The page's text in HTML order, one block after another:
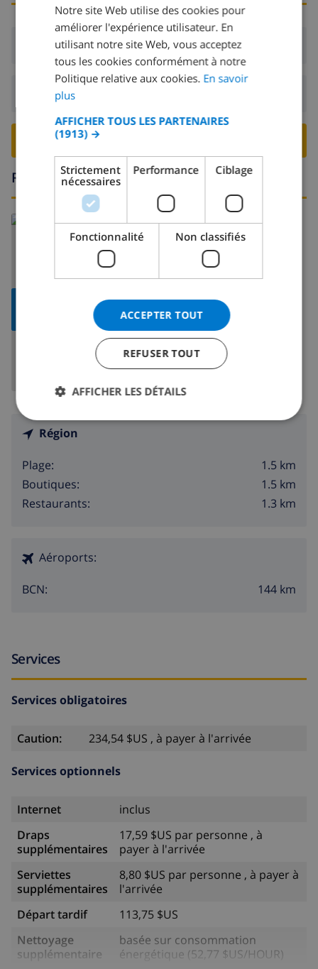
Arrivée:De 16:00 avant 19:00
RESERVER CETTE VILLA ›
Région
AFFICHER LA
En savoir plus sur:
Espagne Costa Brava>Tamariu
Région
Plage:
1.5 km
Boutiques:
1.5 km
Restaurants:
1.3 km
Aéroports:
BCN: 144 km
Services
Services obligatoires
Caution: 234,54 $US , à payer à l'arrivée
Services optionnels
Internet
inclus
Draps
supplémentaires
17,59 $US par personne , à
payer à l'arrivée
Serviettes
supplémentaires
8,80 $US par personne , à payer à
l'arrivée
Départ tardif
113,75 $US
Nettoyage
supplémentaire
basée sur consommation
énergétique (52,77 $US/HOUR)
DUTCH
SPANISH
GERMAN
DANISH
Notre site Web utilise des cookies pour
améliorer l'expérience utilisateur. En
utilisant notre site Web, vous acceptez
tous les cookies conformément à notre
Politique relative aux cookies. En savoir
plus
AFFICHER TOUS LES PARTENAIRES
(1913) →
Strictement
nécessaires
Performance Ciblage
Fonctionnalité Non classifiés
ACCEPTER TOUT
REFUSER TOUT
AFFICHER LES DÉTAILS